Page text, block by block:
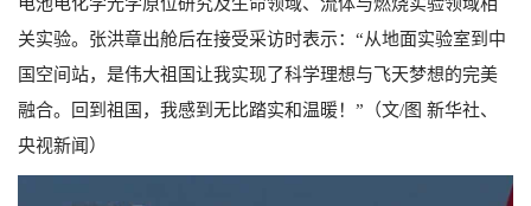
关实验。张洪章出舱后在接受采访时表示：“从地面实验室到中
国空间站，是伟大祖国让我实现了科学理想与飞天梦想的完美
融合。回到祖国，我感到无比踏实和温暖！”（文/图 新华社、
央视新闻）